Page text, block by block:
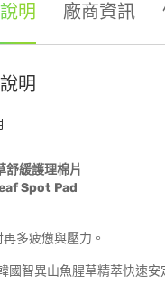
明 廠商資訊
明
舒緩護理棉片
Spot Pad
多疲憊與壓力。
智異山魚腥草精萃快速安